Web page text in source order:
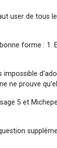
user de tous
forme : 1.
impossible
ne prouve
5 et